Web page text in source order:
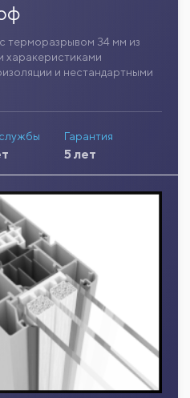
терморазрывом 34 мм из
харакеристиками
и нестандартными
Гарантия
5 лет